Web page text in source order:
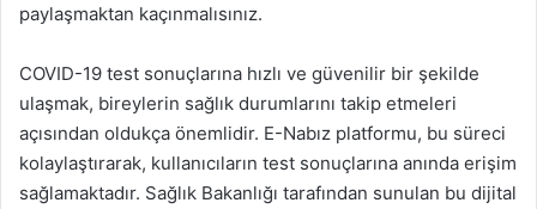
paylaşmaktan kaçınmalısınız.
COVID-19 test sonuçlarına hızlı ve güvenilir bir şekilde
ulaşmak, bireylerin sağlık durumlarını takip etmeleri
açısından oldukça önemlidir. E-Nabız platformu, bu süreci
kolaylaştırarak, kullanıcıların test sonuçlarına anında erişim
sağlamaktadır. Sağlık Bakanlığı tarafından sunulan bu dijital